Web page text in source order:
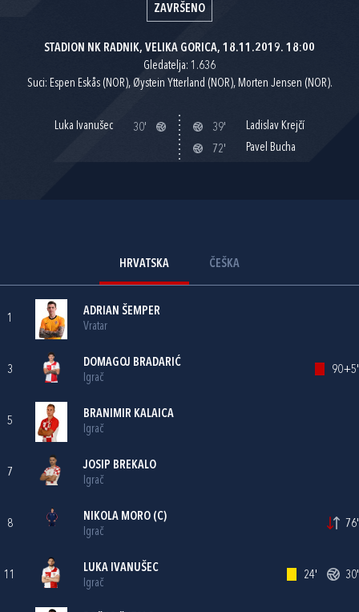
ZAVRŠENO
STADION NK RADNIK, VELIKA GORICA, 18.11.2019. 18:00
Gledatelja: 1.636
Suci: Espen Eskås (NOR), Øystein Ytterland (NOR), Morten Jensen (NOR).
Luka Ivanušec 30' 39'
Ladislav Krejčí
72'
Pavel Bucha
HRVATSKA ČEŠKA
1
ADRIAN ŠEMPER
Vratar
3
DOMAGOJ BRADARIĆ
Igrač
90+5'
5
BRANIMIR KALAICA
Igrač
7
JOSIP BREKALO
Igrač
8
NIKOLA MORO (C)
Igrač
76'
11
LUKA IVANUŠEC
Igrač
24' 30'